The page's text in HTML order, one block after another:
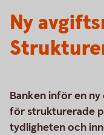
Ny
Banken inför en
för strukturerade
tydligheten och